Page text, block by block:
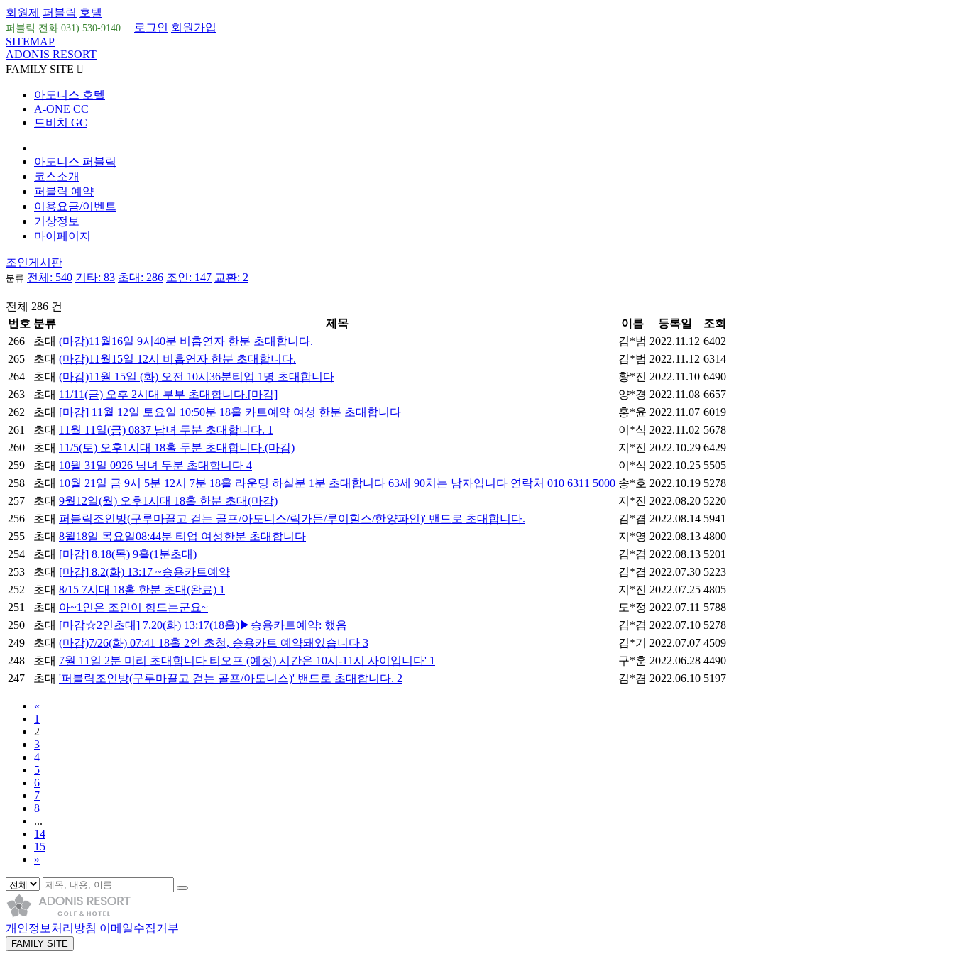
회원제 퍼블릭 호텔
퍼블릭 전화 031) 530-9140 로그인 회원가입
SITEMAP
ADONIS RESORT
FAMILY SITE 
아도니스 호텔
A-ONE CC
드비치 GC
아도니스 퍼블릭
코스소개
퍼블릭 예약
이용요금/이벤트
기상정보
마이페이지
조인게시판
분류 전체: 540 기타: 83 초대: 286 조인: 147 교환: 2
전체 286 건
번호 분류 제목 이름 등록일
조회
266
초대 (마감)11월16일 9시40분 비흡연자 한분 초대합니다. 김*범 2022.11.12 6402
265
초대 (마감)11월15일 12시 비흡연자 한분 초대합니다. 김*범 2022.11.12 6314
264
초대 (마감)11월 15일 (화) 오전 10시36분티업 1명 초대합니다 황*진 2022.11.10 6490
263
초대 11/11(금) 오후 2시대 부부 초대합니다.[마감] 양*경 2022.11.08 6657
262
초대 [마감] 11월 12일 토요일 10:50분 18홀 카트예약 여성 한분 초대합니다 홍*윤 2022.11.07 6019
261
초대 11월 11일(금) 0837 남녀 두분 초대합니다. 1 이*식 2022.11.02 5678
260
초대 11/5(토) 오후1시대 18홀 두분 초대합니다.(마감) 지*진 2022.10.29 6429
259
초대 10월 31일 0926 남녀 두분 초대합니다 4 이*식 2022.10.25 5505
258
초대 10월 21일 금 9시 5분 12시 7분 18홀 라운딩 하실분 1분 초대합니다 63세 90치는 남자입니다 연락처 010 6311 5000 송*호 2022.10.19 5278
257
초대 9월12일(월) 오후1시대 18홀 한분 초대(마감) 지*진 2022.08.20 5220
256
초대 퍼블릭조인방(구루마끌고 걷는 골프/아도니스/락가든/루이힐스/한양파인)' 밴드로 초대합니다. 김*겸 2022.08.14 5941
255
초대 8월18일 목요일08:44분 티업 여성한분 초대합니다 지*영 2022.08.13 4800
254
초대 [마감] 8.18(목) 9홀(1분초대) 김*겸 2022.08.13 5201
253
초대 [마감] 8.2(화) 13:17 ~승용카트예약 김*겸 2022.07.30 5223
252
초대 8/15 7시대 18홀 한분 초대(완료) 1 지*진 2022.07.25 4805
251
초대 아~1인은 조인이 힘드는군요~ 도*정 2022.07.11 5788
250
초대 [마감☆2인초대] 7.20(화) 13:17(18홀)▶승용카트예약: 했음 김*겸 2022.07.10 5278
249
초대 (마감)7/26(화) 07:41 18홀 2인 초청, 승용카트 예약돼있습니다 3 김*기 2022.07.07 4509
248
초대 7월 11일 2분 미리 초대합니다 티오프 (예정) 시간은 10시-11시 사이입니다' 1 구*훈 2022.06.28 4490
247
초대 '퍼블릭조인방(구루마끌고 걷는 골프/아도니스)' 밴드로 초대합니다. 2 김*겸 2022.06.10 5197
«
1
2
3
4
5
6
7
8
...
14
15
»
개인정보처리방침 이메일수집거부
FAMILY SITE